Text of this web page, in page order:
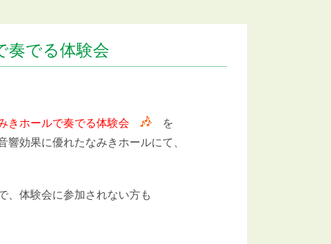
奏でる体験会
きホールで奏でる体験会
を
効果に優れたなみきホールにて、
、体験会に参加されない方も